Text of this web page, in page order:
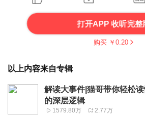
打开APP 收听完整
购买 ￥ 0.20
以上内容来自专辑
解读大事件|猫哥带你轻松
的深层逻辑
1579.80万 2.77万